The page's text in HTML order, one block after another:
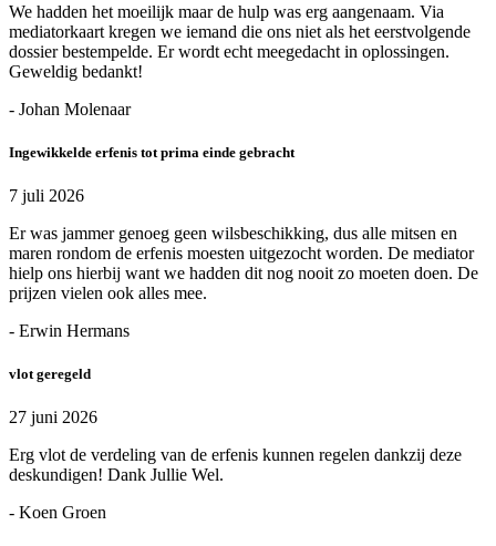
We hadden het moeilijk maar de hulp was erg aangenaam. Via
mediatorkaart kregen we iemand die ons niet als het eerstvolgende
dossier bestempelde. Er wordt echt meegedacht in oplossingen.
Geweldig bedankt!
- Johan Molenaar
Ingewikkelde erfenis tot prima einde gebracht
7 juli 2026
Er was jammer genoeg geen wilsbeschikking, dus alle mitsen en
maren rondom de erfenis moesten uitgezocht worden. De mediator
hielp ons hierbij want we hadden dit nog nooit zo moeten doen. De
prijzen vielen ook alles mee.
- Erwin Hermans
vlot geregeld
27 juni 2026
Erg vlot de verdeling van de erfenis kunnen regelen dankzij deze
deskundigen! Dank Jullie Wel.
- Koen Groen